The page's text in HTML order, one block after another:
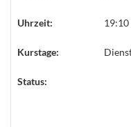
Uhrzeit: 19:10
Kurstage:
Status: